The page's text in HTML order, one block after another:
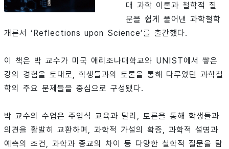
대 과학 이론과 철학적 질
문을 쉽게 풀어낸 과학철학
개론서 ‘Reflections upon Science’를 출간했다.
이 책은 박 교수가 미국 애리조나대학교와 UNIST에서 쌓은
강의 경험을 토대로, 학생들과의 토론을 통해 다루었던 과학철
학의 주요 문제들을 중심으로 구성됐다.
박 교수의 수업은 주입식 교육과 달리, 토론을 통해 학생들과
의견을 활발히 교환하며, 과학적 가설의 확증, 과학적 설명과
예측의 조건, 과학과 종교의 차이 등 다양한 철학적 질문을 탐